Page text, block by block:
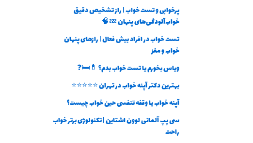
پرخوابی و تست خواب | راز تشخیص دقیق
خواب‌آلودگی‌های پنهان 💤🧠
تست خواب در افراد بیش فعال | رازهای پنهان
خواب و مغز
ویاس بخورم یا تست خواب بدم؟ 💊🛏️❓
بهترین دکتر آپنه خواب در تهران ⭐⭐⭐⭐⭐
آپنه خواب یا وقفه تنفسی حین خواب چیست؟
سی پپ آلمانی لوون اشتاین | تکنولوژی برتر خواب
راحت